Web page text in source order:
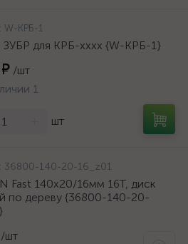
W-КРБ-1
ЗУБР для КРБ-хххх {W-КРБ-1}
/шт
1
шт
36800-140-20-16_z01
Fast 140x20/16мм 16Т, диск
по дереву {36800-140-20-
/шт